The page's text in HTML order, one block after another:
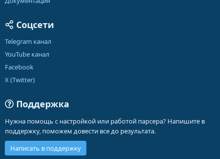
Соцсети
Telegram канал
YouTube канал
Facebook
X (Twitter)
Поддержка
Нужна помощь с настройкой или работой парсера? Напишите в
поддержку, поможем довести все до результата.
Написать в поддержку